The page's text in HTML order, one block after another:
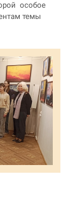
особое
темы